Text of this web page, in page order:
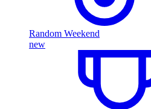
Random Weekend
new